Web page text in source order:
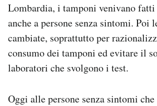
Lombardia, i tamponi venivano fatti
anche a persone senza sintomi. Poi
cambiate, soprattutto per
consumo dei tamponi ed evitare il
laboratori che svolgono i test.
Oggi alle persone senza sintomi